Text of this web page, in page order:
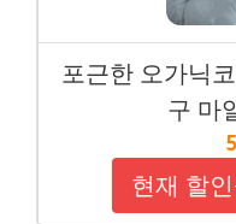
포근한 오가닉
구 마
현재 할